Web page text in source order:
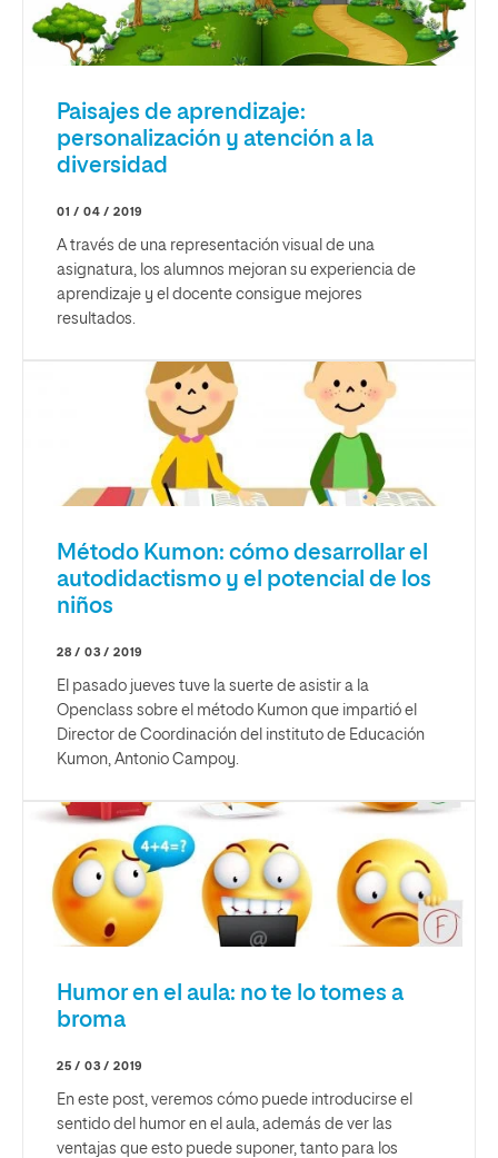
Paisajes de aprendizaje:
personalización y atención a la
diversidad
01 / 04 / 2019
A través de una representación visual de una
asignatura, los alumnos mejoran su experiencia de
aprendizaje y el docente consigue mejores
resultados.
Método Kumon: cómo desarrollar el
autodidactismo y el potencial de los
niños
28 / 03 / 2019
El pasado jueves tuve la suerte de asistir a la
Openclass sobre el método Kumon que impartió el
Director de Coordinación del instituto de Educación
Kumon, Antonio Campoy.
Humor en el aula: no te lo tomes a
broma
25 / 03 / 2019
En este post, veremos cómo puede introducirse el
sentido del humor en el aula, además de ver las
ventajas que esto puede suponer, tanto para los